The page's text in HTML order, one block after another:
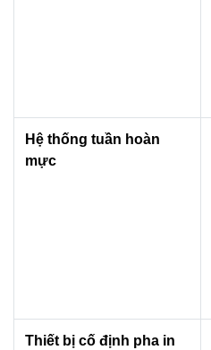
Hệ thống tuần hoàn
mực
Thiết bị cố định pha in